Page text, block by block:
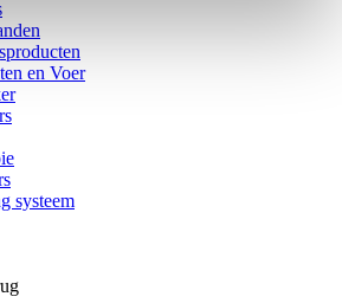
en Voer
systeem